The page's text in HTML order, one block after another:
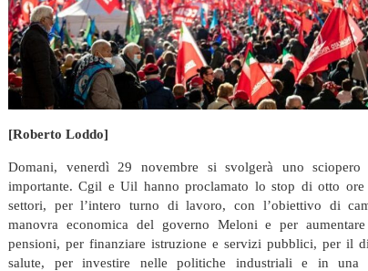
[Roberto Loddo]
Domani, venerdì 29 novembre si svolgerà uno sciopero
importante. Cgil e Uil hanno proclamato lo stop di otto
settori, per l’intero turno di lavoro, con l’obiettivo di
manovra economica del governo Meloni e per
pensioni, per finanziare istruzione e servizi pubblici, per il
salute, per investire nelle politiche industriali e in una